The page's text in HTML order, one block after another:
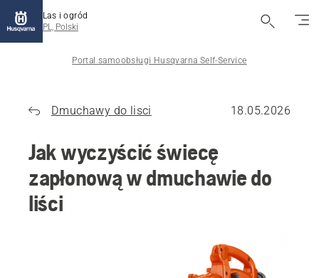
Las i ogród
PL, Polski
Portal samoobsługi Husqvarna Self-Service
Dmuchawy do lisci 18.05.2026
Jak wyczyścić świecę
zapłonową w dmuchawie do
liści